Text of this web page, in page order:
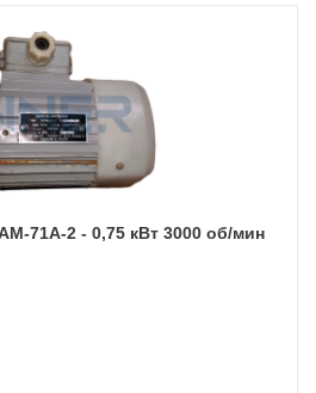
71A-2 - 0,75 кВт 3000 об/мин